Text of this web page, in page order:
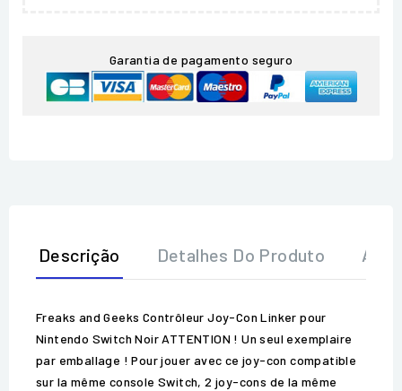
Garantia de pagamento seguro
Descrição Detalhes Do Produto
Freaks and Geeks Contrôleur Joy-Con Linker pour
Nintendo Switch Noir ATTENTION ! Un seul exemplaire
par emballage ! Pour jouer avec ce joy-con compatible
sur la même console Switch, 2 joy-cons de la même